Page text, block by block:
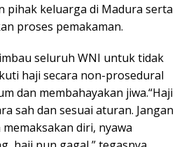
pihak keluarga di Madura serta
proses pemakaman.
seluruh WNI untuk tidak
haji secara non-prosedural
dan membahayakan jiwa.“Haji
sah dan sesuai aturan. Jangan
diri, nyawa